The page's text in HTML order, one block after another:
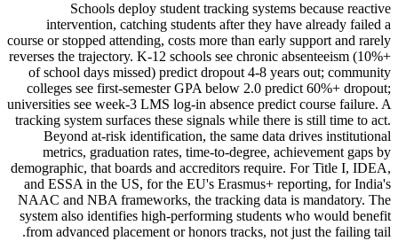
Schools deploy student tracking systems because reactive
intervention, catching students after they have already failed a
course or stopped attending, costs more than early support and rarely
reverses the trajectory. K-12 schools see chronic absenteeism (10%+
of school days missed) predict dropout 4-8 years out; community
colleges see first-semester GPA below 2.0 predict 60%+ dropout;
universities see week-3 LMS log-in absence predict course failure. A
tracking system surfaces these signals while there is still time to act.
Beyond at-risk identification, the same data drives institutional
metrics, graduation rates, time-to-degree, achievement gaps by
demographic, that boards and accreditors require. For Title I, IDEA,
and ESSA in the US, for the EU's Erasmus+ reporting, for India's
NAAC and NBA frameworks, the tracking data is mandatory. The
system also identifies high-performing students who would benefit
from advanced placement or honors tracks, not just the failing tail.